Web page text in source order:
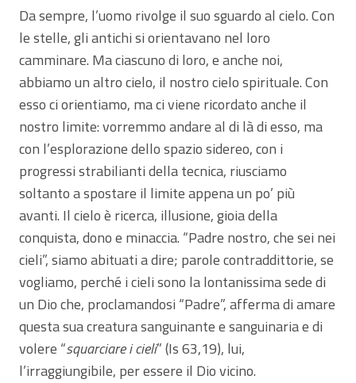
Da sempre, l’uomo rivolge il suo sguardo al cielo. Con
le stelle, gli antichi si orientavano nel loro
camminare. Ma ciascuno di loro, e anche noi,
abbiamo un altro cielo, il nostro cielo spirituale. Con
esso ci orientiamo, ma ci viene ricordato anche il
nostro limite: vorremmo andare al di là di esso, ma
con l’esplorazione dello spazio sidereo, con i
progressi strabilianti della tecnica, riusciamo
soltanto a spostare il limite appena un po’ più
avanti. Il cielo è ricerca, illusione, gioia della
conquista, dono e minaccia. “Padre nostro, che sei nei
cieli”, siamo abituati a dire; parole contraddittorie, se
vogliamo, perché i cieli sono la lontanissima sede di
un Dio che, proclamandosi “Padre”, afferma di amare
questa sua creatura sanguinante e sanguinaria e di
volere “squarciare i cieli” (Is 63,19), lui,
l’irraggiungibile, per essere il Dio vicino.